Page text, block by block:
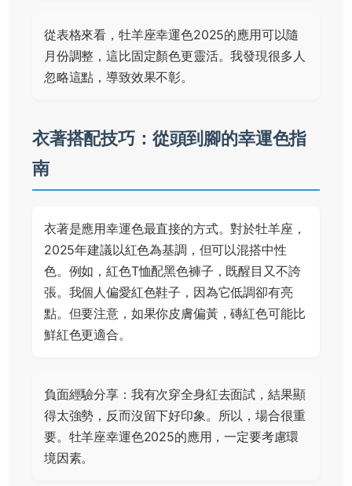
從表格來看，牡羊座幸運色2025的應用可以隨
月份調整，這比固定顏色更靈活。我發現很多人
忽略這點，導致效果不彰。
衣著搭配技巧：從頭到腳的幸運色指
南
衣著是應用幸運色最直接的方式。對於牡羊座，
2025年建議以紅色為基調，但可以混搭中性
色。例如，紅色T恤配黑色褲子，既醒目又不誇
張。我個人偏愛紅色鞋子，因為它低調卻有亮
點。但要注意，如果你皮膚偏黃，磚紅色可能比
鮮紅色更適合。
負面經驗分享：我有次穿全身紅去面試，結果顯
得太強勢，反而沒留下好印象。所以，場合很重
要。牡羊座幸運色2025的應用，一定要考慮環
境因素。